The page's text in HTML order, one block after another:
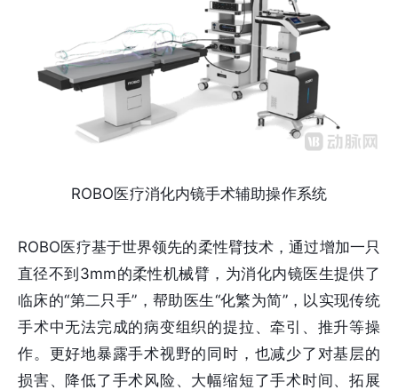
ROBO医疗消化内镜手术辅助操作系统
ROBO医疗基于世界领先的柔性臂技术，通过增加一只
直径不到3mm的柔性机械臂，为消化内镜医生提供了
临床的“第二只手”，帮助医生“化繁为简”，以实现传统
手术中无法完成的病变组织的提拉、牵引、推升等操
作。更好地暴露手术视野的同时，也减少了对基层的
损害、降低了手术风险、大幅缩短了手术时间、拓展